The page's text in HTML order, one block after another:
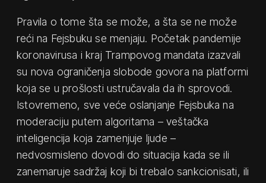
Pravila o tome šta se može, a šta se ne može
reći na Fejsbuku se menjaju. Početak pandemije
koronavirusa i kraj Trampovog mandata izazvali
su nova ograničenja slobode govora na platformi
koja se u prošlosti ustručavala da ih sprovodi.
Istovremeno, sve veće oslanjanje Fejsbuka na
moderaciju putem algoritama – veštačka
inteligencija koja zamenjuje ljude –
nedvosmisleno dovodi do situacija kada se ili
zanemaruje sadržaj koji bi trebalo sankcionisati, ili